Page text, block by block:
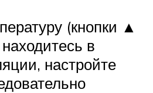
(кнопки ▲
в
настройте